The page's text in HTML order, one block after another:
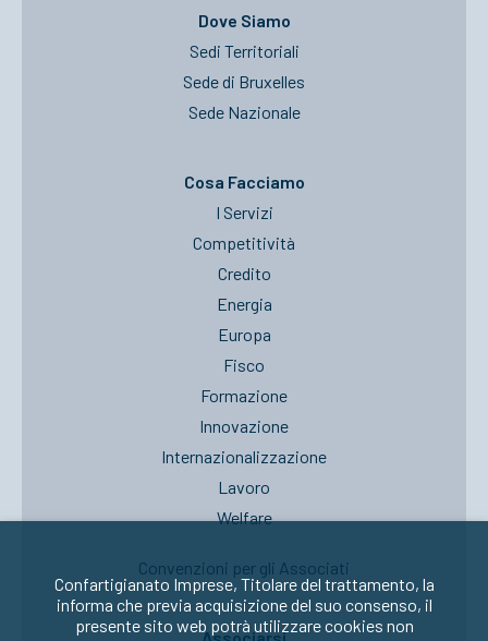
Dove Siamo
Sedi Territoriali
Sede di Bruxelles
Sede Nazionale
Cosa Facciamo
I Servizi
Competitività
Credito
Energia
Europa
Fisco
Formazione
Innovazione
Internazionalizzazione
Lavoro
Welfare
Convenzioni per gli Associati
Confartigianato Imprese, Titolare del trattamento, la
informa che previa acquisizione del suo consenso, il
presente sito web potrà utilizzare cookies non